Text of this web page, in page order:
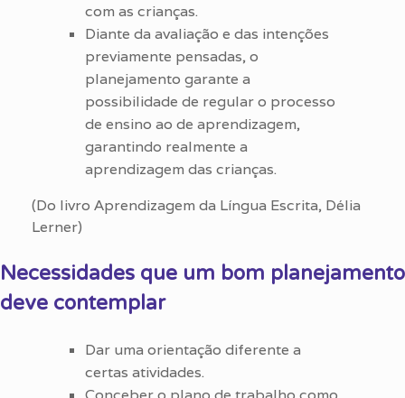
com as crianças.
Diante da avaliação e das intenções
previamente pensadas, o
planejamento garante a
possibilidade de regular o processo
de ensino ao de aprendizagem,
garantindo realmente a
aprendizagem das crianças.
(Do livro Aprendizagem da Língua Escrita, Délia
Lerner)
Necessidades que um bom planejamento
deve contemplar
Dar uma orientação diferente a
certas atividades.